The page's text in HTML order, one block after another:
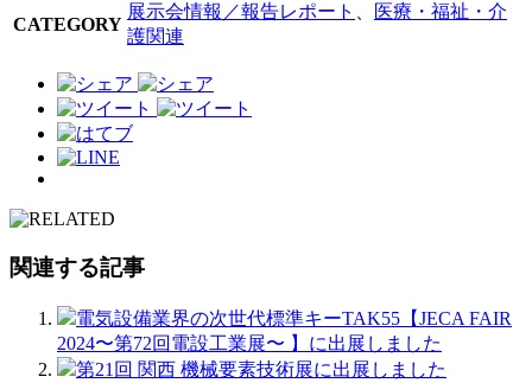
CATEGORY
展示会情報／報告レポート
医療・福祉・介
護関連
関連する記事
電気設備業界の次世代標準キーTAK55【JECA FAIR
2024〜第72回電設工業展〜 】に出展しました
第21回 関西 機械要素技術展に出展しました